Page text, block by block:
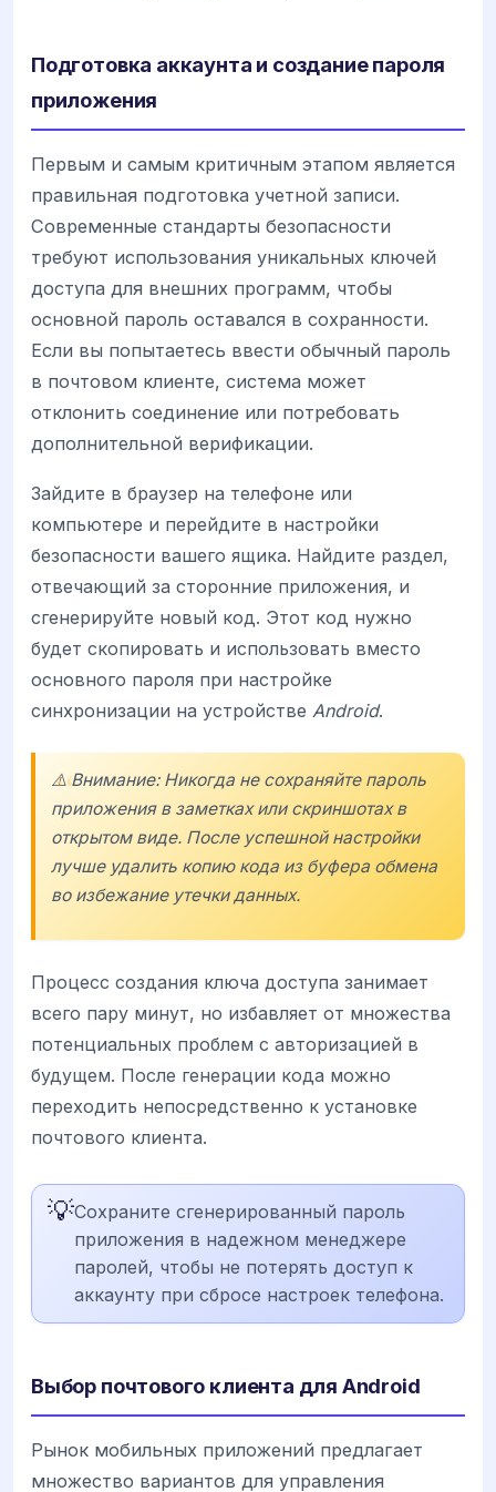
Подготовка аккаунта и создание пароля
приложения
Первым и самым критичным этапом является
правильная подготовка учетной записи.
Современные стандарты безопасности
требуют использования уникальных ключей
доступа для внешних программ, чтобы
основной пароль оставался в сохранности.
Если вы попытаетесь ввести обычный пароль
в почтовом клиенте, система может
отклонить соединение или потребовать
дополнительной верификации.
Зайдите в браузер на телефоне или
компьютере и перейдите в настройки
безопасности вашего ящика. Найдите раздел,
отвечающий за сторонние приложения, и
сгенерируйте новый код. Этот код нужно
будет скопировать и использовать вместо
основного пароля при настройке
синхронизации на устройстве Android.
⚠️ Внимание: Никогда не сохраняйте пароль
приложения в заметках или скриншотах в
открытом виде. После успешной настройки
лучше удалить копию кода из буфера обмена
во избежание утечки данных.
Процесс создания ключа доступа занимает
всего пару минут, но избавляет от множества
потенциальных проблем с авторизацией в
будущем. После генерации кода можно
переходить непосредственно к установке
почтового клиента.
💡Сохраните сгенерированный пароль
приложения в надежном менеджере
паролей, чтобы не потерять доступ к
аккаунту при сбросе настроек телефона.
Выбор почтового клиента для Android
Рынок мобильных приложений предлагает
множество вариантов для управления